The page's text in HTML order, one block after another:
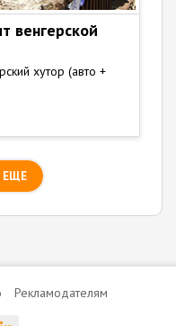
венгерской
хутор (авто +
ЕЩЕ
Рекламодателям